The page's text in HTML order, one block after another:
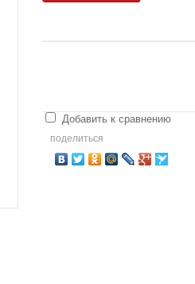
Добавить к сравнению
поделиться